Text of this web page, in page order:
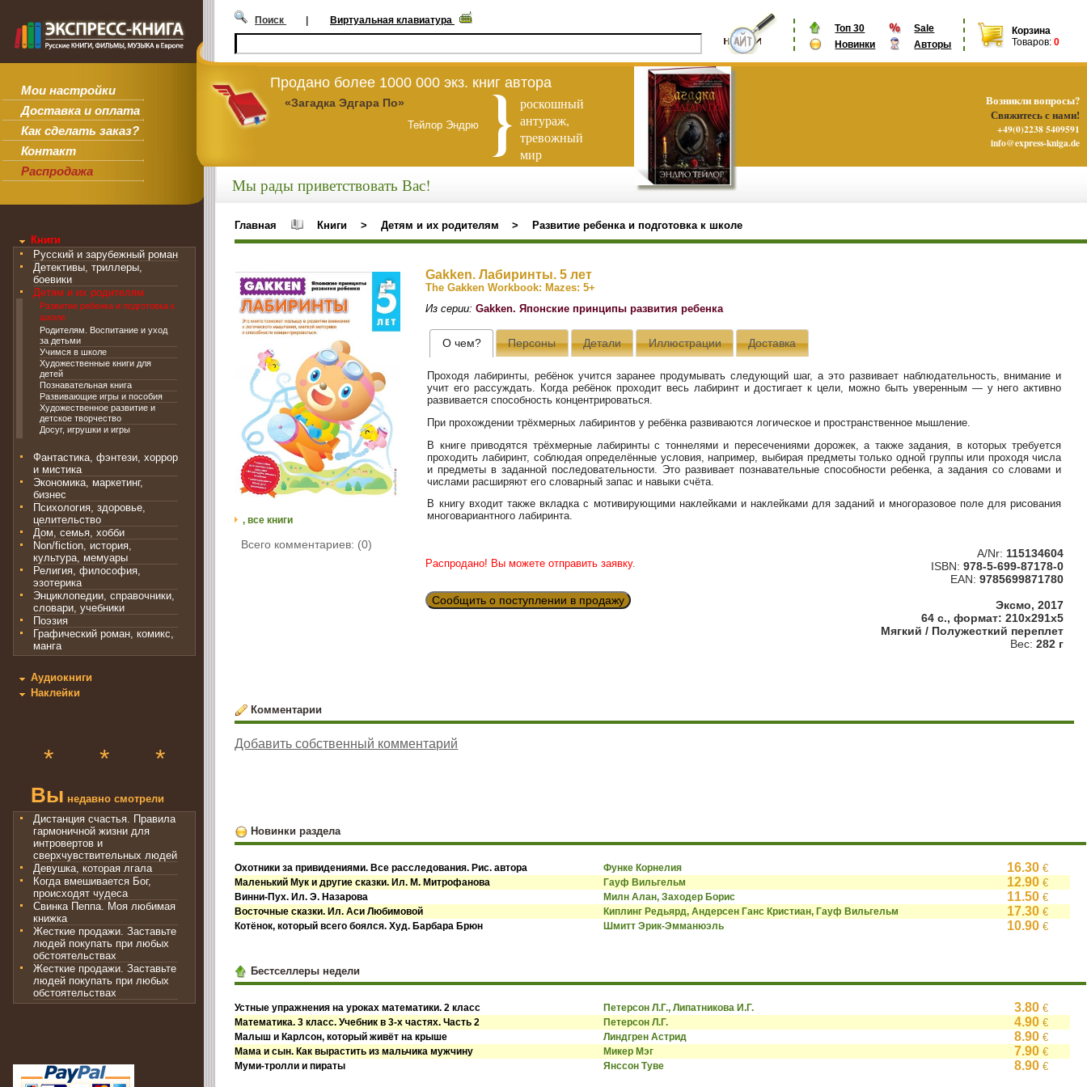
Мои настройки
Доставка и оплата
Как сделать заказ?
Контакт
Распродажа
Топ 30
Sale
Новинки
Авторы
Корзина
Товаров: 0
Поиск | Виртуальная клавиатура
Продано более 1000 000 экз. книг автора
«Загадка Эдгара По»
Тейлор Эндрю
роскошный
антураж,
тревожный
мир
Книги
Русский и зарубежный роман
Детективы, триллеры,
боевики
Детям и их родителям
Развитие ребенка и подготовка к
школе
Родителям. Воспитание и уход
за детьми
Учимся в школе
Художественные книги для
детей
Познавательная книга
Развивающие игры и пособия
Художественное развитие и
детское творчество
Досуг, игрушки и игры
Фантастика, фэнтези, хоррор
и мистика
Экономика, маркетинг,
бизнес
Психология, здоровье,
целительство
Дом, семья, хобби
Non/fiction, история,
культура, мемуары
Религия, философия,
эзотерика
Энциклопедии, справочники,
словари, учебники
Поэзия
Графический роман, комикс,
манга
Аудиокниги
Наклейки
* * *
Вы недавно смотрели
Дистанция счастья. Правила
гармоничной жизни для
интровертов и
сверхчувствительных людей
Девушка, которая лгала
Когда вмешивается Бог,
происходят чудеса
Свинка Пеппа. Моя любимая
книжка
Жесткие продажи. Заставьте
людей покупать при любых
обстоятельствах
Жесткие продажи. Заставьте
людей покупать при любых
обстоятельствах
Мы рады приветствовать Вас!
Главная Книги > Детям и их родителям > Развитие ребенка и подготовка к школе
, все книги
Всего комментариев: (0)
Gakken. Лабиринты. 5 лет
The Gakken Workbook: Mazes: 5+
Из серии: Gakken. Японские принципы развития ребенка
О чем? Персоны Детали Иллюстрации Доставка
Проходя лабиринты, ребёнок учится заранее продумывать следующий шаг, а это развивает наблюдательность, внимание и
учит его рассуждать. Когда ребёнок проходит весь лабиринт и достигает к цели, можно быть уверенным — у него активно
развивается способность концентрироваться.
При прохождении трёхмерных лабиринтов у ребёнка развиваются логическое и пространственное мышление.
В книге приводятся трёхмерные лабиринты с тоннелями и пересечениями дорожек, а также задания, в которых требуется
проходить лабиринт, соблюдая определённые условия, например, выбирая предметы только одной группы или проходя числа
и предметы в заданной последовательности. Это развивает познавательные способности ребенка, а задания со словами и
числами расширяют его словарный запас и навыки счёта.
В книгу входит также вкладка с мотивирующими наклейками и наклейками для заданий и многоразовое поле для рисования
многовариантного лабиринта.
Распродано! Вы можете отправить заявку.
Сообщить о поступлении в продажу
A/Nr: 115134604
ISBN: 978-5-699-87178-0
EAN: 9785699871780
Эксмо, 2017
64 с., формат: 210x291x5
Мягкий / Полужесткий переплет
Вес: 282 г
Комментарии
Добавить собственный комментарий
Новинки раздела
Охотники за привидениями. Все расследования. Рис. автора Функе Корнелия 16.30 €
Маленький Мук и другие сказки. Ил. М. Митрофанова Гауф Вильгельм 12.90 €
Винни-Пух. Ил. Э. Назарова Милн Алан, Заходер Борис 11.50 €
Восточные сказки. Ил. Аси Любимовой Киплинг Редьярд, Андерсен Ганс Кристиан, Гауф Вильгельм 17.30 €
Котёнок, который всего боялся. Худ. Барбара Брюн Шмитт Эрик-Эмманюэль 10.90 €
Бестселлеры недели
Устные упражнения на уроках математики. 2 класс Петерсон Л.Г., Липатникова И.Г. 3.80 €
Математика. 3 класс. Учебник в 3-х частях. Часть 2 Петерсон Л.Г. 4.90 €
Малыш и Карлсон, который живёт на крыше Линдгрен Астрид 8.90 €
Мама и сын. Как вырастить из мальчика мужчину Микер Мэг 7.90 €
Муми-тролли и пираты Янссон Туве 8.90 €
Возникли вопросы?
Свяжитесь с нами!
+49(0)2238 5409591
info@express-kniga.de